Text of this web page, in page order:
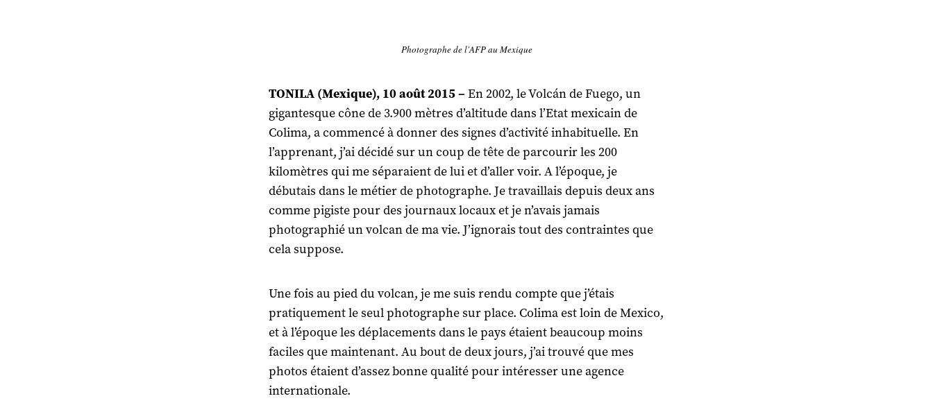
Photographe de l'AFP au Mexique
TONILA (Mexique), 10 août 2015 – En 2002, le Volcán de Fuego, un
gigantesque cône de 3.900 mètres d’altitude dans l’Etat mexicain de
Colima, a commencé à donner des signes d’activité inhabituelle. En
l’apprenant, j’ai décidé sur un coup de tête de parcourir les 200
kilomètres qui me séparaient de lui et d’aller voir. A l’époque, je
débutais dans le métier de photographe. Je travaillais depuis deux ans
comme pigiste pour des journaux locaux et je n’avais jamais
photographié un volcan de ma vie. J’ignorais tout des contraintes que
cela suppose.
Une fois au pied du volcan, je me suis rendu compte que j’étais
pratiquement le seul photographe sur place. Colima est loin de Mexico,
et à l’époque les déplacements dans le pays étaient beaucoup moins
faciles que maintenant. Au bout de deux jours, j’ai trouvé que mes
photos étaient d’assez bonne qualité pour intéresser une agence
internationale.